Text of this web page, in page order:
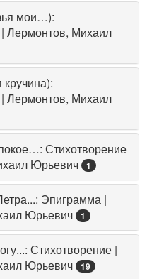
мои…):
Лермонтов, Михаил
Лермонтов, Михаил
Стихотворение
Юрьевич
1
Эпиграмма |
Юрьевич
1
Стихотворение |
Юрьевич
19